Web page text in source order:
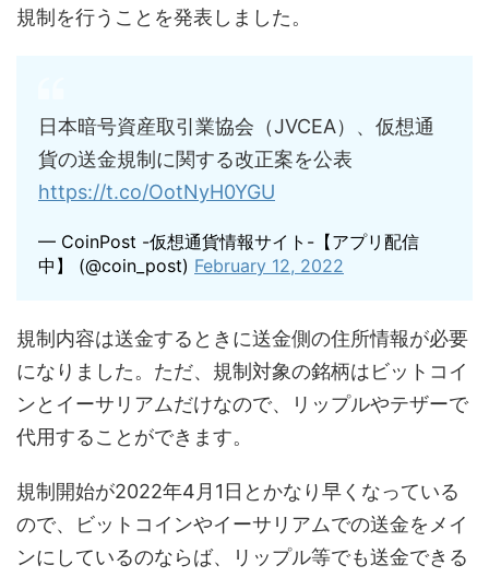
規制を行うことを発表しました。
日本暗号資産取引業協会（JVCEA）、仮想通
貨の送金規制に関する改正案を公表
https://t.co/OotNyH0YGU
— CoinPost -仮想通貨情報サイト-【アプリ配信
中】 (@coin_post) February 12, 2022
規制内容は送金するときに送金側の住所情報が必要
になりました。ただ、規制対象の銘柄はビットコイ
ンとイーサリアムだけなので、リップルやテザーで
代用することができます。
規制開始が2022年4月1日とかなり早くなっている
ので、ビットコインやイーサリアムでの送金をメイ
ンにしているのならば、リップル等でも送金できる